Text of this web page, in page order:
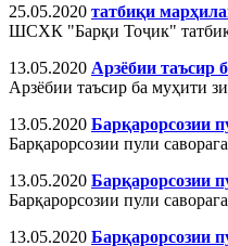
25.05.2020 татбиқи
ШСХК "Барқи Тоҷик"
13.05.2020 Арзёбии таъсир
Арзёбии таъсир ба муҳити
13.05.2020 Барқарорсозии
Барқарорсозии пули
13.05.2020 Барқарорсозии
Барқарорсозии пули
13.05.2020 Барқарорсозии